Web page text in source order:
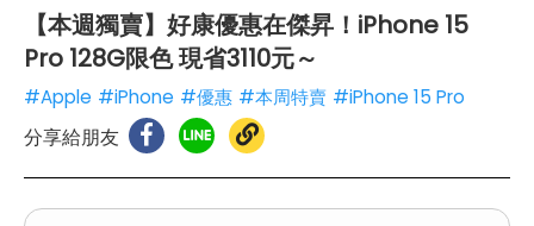
【本週獨賣】好康優惠在傑昇！iPhone 15
Pro 128G限色 現省3110元～
#Apple #iPhone #優惠 #本周特賣 #iPhone 15 Pro
分享給朋友